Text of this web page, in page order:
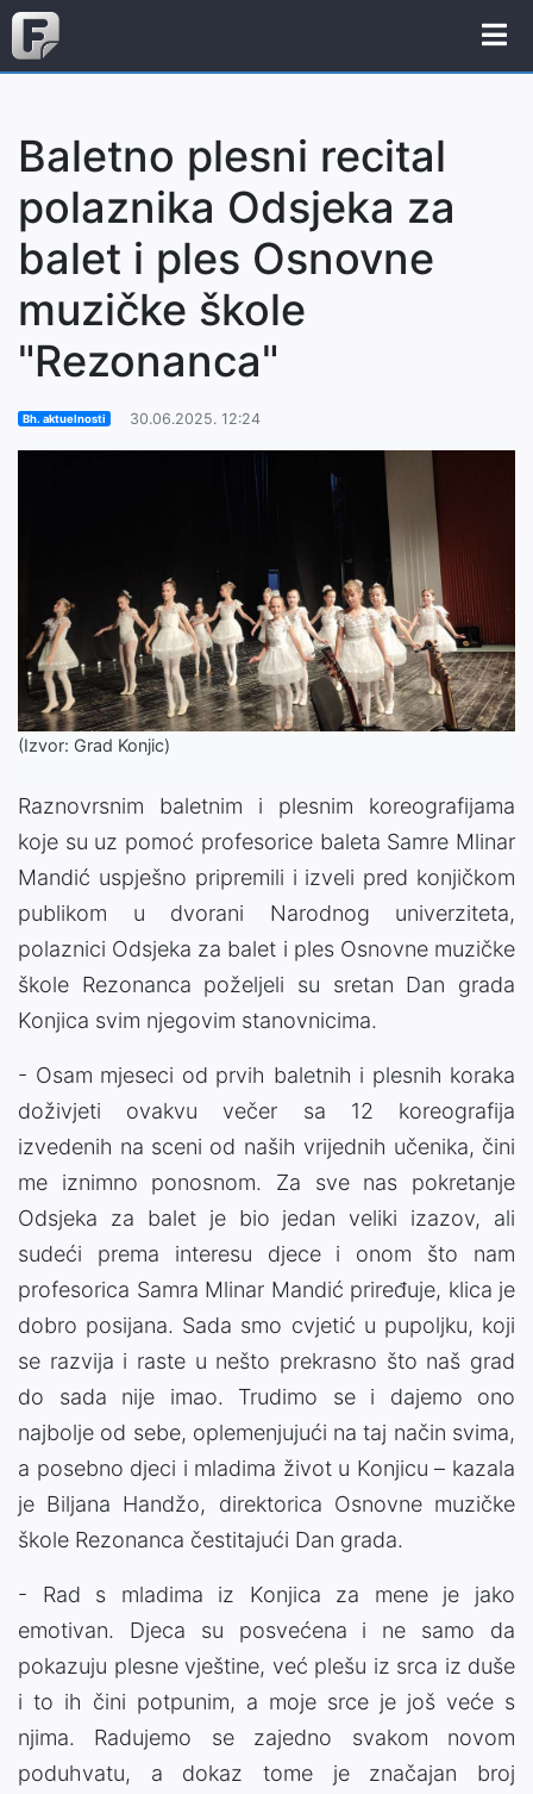
Baletno plesni recital
polaznika Odsjeka za
balet i ples Osnovne
muzičke škole
"Rezonanca"
Bh. aktuelnosti 30.06.2025. 12:24
(Izvor: Grad Konjic)
Raznovrsnim baletnim i plesnim koreografijama
koje su uz pomoć profesorice baleta Samre Mlinar
Mandić uspješno pripremili i izveli pred konjičkom
publikom u dvorani Narodnog univerziteta,
polaznici Odsjeka za balet i ples Osnovne muzičke
škole Rezonanca poželjeli su sretan Dan grada
Konjica svim njegovim stanovnicima.
- Osam mjeseci od prvih baletnih i plesnih koraka
doživjeti ovakvu večer sa 12 koreografija
izvedenih na sceni od naših vrijednih učenika, čini
me iznimno ponosnom. Za sve nas pokretanje
Odsjeka za balet je bio jedan veliki izazov, ali
sudeći prema interesu djece i onom što nam
profesorica Samra Mlinar Mandić priređuje, klica je
dobro posijana. Sada smo cvjetić u pupoljku, koji
se razvija i raste u nešto prekrasno što naš grad
do sada nije imao. Trudimo se i dajemo ono
najbolje od sebe, oplemenjujući na taj način svima,
a posebno djeci i mladima život u Konjicu – kazala
je Biljana Handžo, direktorica Osnovne muzičke
škole Rezonanca čestitajući Dan grada.
- Rad s mladima iz Konjica za mene je jako
emotivan. Djeca su posvećena i ne samo da
pokazuju plesne vještine, već plešu iz srca iz duše
i to ih čini potpunim, a moje srce je još veće s
njima. Radujemo se zajedno svakom novom
poduhvatu, a dokaz tome je značajan broj